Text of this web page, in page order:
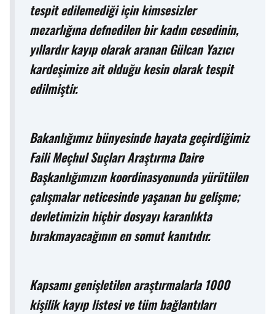
tespit edilemediği için kimsesizler
mezarlığına defnedilen bir kadın cesedinin,
yıllardır kayıp olarak aranan Gülcan Yazıcı
kardeşimize ait olduğu kesin olarak tespit
edilmiştir.
Bakanlığımız bünyesinde hayata geçirdiğimiz
Faili Meçhul Suçları Araştırma Daire
Başkanlığımızın koordinasyonunda yürütülen
çalışmalar neticesinde yaşanan bu gelişme;
devletimizin hiçbir dosyayı karanlıkta
bırakmayacağının en somut kanıtıdır.
Kapsamı genişletilen araştırmalarla 1000
kişilik kayıp listesi ve tüm bağlantıları